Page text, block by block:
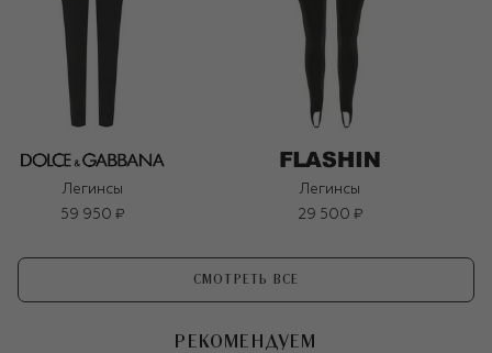
Легинсы
59 950 ₽
Легинсы
29 500 ₽
СМОТРЕТЬ ВСЕ
РЕКОМЕНДУЕМ